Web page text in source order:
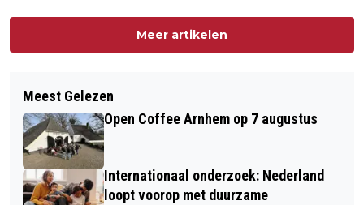
Meer artikelen
Meest Gelezen
Open Coffee Arnhem op 7 augustus
Internationaal onderzoek: Nederland
loopt voorop met duurzame